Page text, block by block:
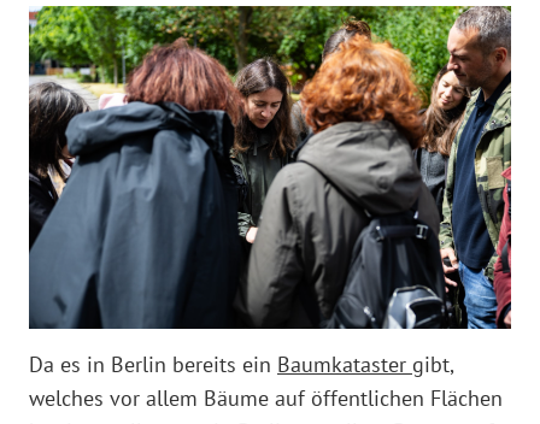
Da es in Berlin bereits ein Baumkataster gibt,
welches vor allem Bäume auf öffentlichen Flächen